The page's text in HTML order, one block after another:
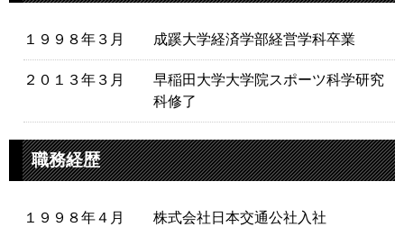
１９９８年３月 成蹊大学経済学部経営学科卒業
２０１３年３月
早稲田大学大学院スポーツ科学研究
科修了
職務経歴
１９９８年４月
株式会社日本交通公社入社